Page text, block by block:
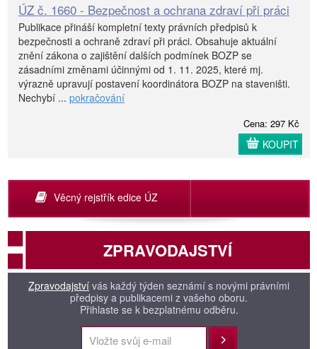
ÚZ č. 1660 - Bezpečnost a ochrana zdraví při práci
Publikace přináší kompletní texty právních předpisů k
bezpečnosti a ochraně zdraví při práci. Obsahuje aktuální
znění zákona o zajištění dalších podmínek BOZP se
zásadními změnami účinnými od 1. 11. 2025, které mj.
výrazně upravují postavení koordinátora BOZP na staveništi.
Nechybí ... pokračování
Cena: 297 Kč
KOUPIT
Věcný rejstřík edice ÚZ
ZPRAVODAJSTVÍ
Zpravodajství vás každý týden seznámí s novými právními
předpisy a publikacemi z vašeho oboru.
Přihlaste se k bezplatnému odběru.
Přihlásit